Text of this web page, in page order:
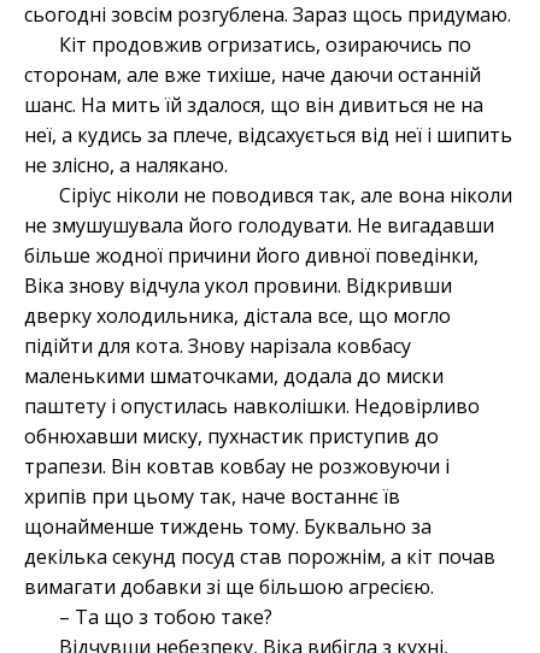
сьогодні зовсім розгублена. Зараз щось придумаю.
Кіт продовжив огризатись, озираючись по
сторонам, але вже тихіше, наче даючи останній
шанс. На мить їй здалося, що він дивиться не на
неї, а кудись за плече, відсахується від неї і шипить
не злісно, а налякано.
Сіріус ніколи не поводився так, але вона ніколи
не змушушувала його голодувати. Не вигадавши
більше жодної причини його дивної поведінки,
Віка знову відчула укол провини. Відкривши
дверку холодильника, дістала все, що могло
підійти для кота. Знову нарізала ковбасу
маленькими шматочками, додала до миски
паштету і опустилась навколішки. Недовірливо
обнюхавши миску, пухнастик приступив до
трапези. Він ковтав ковбау не розжовуючи і
хрипів при цьому так, наче востаннє їв
щонайменше тиждень тому. Буквально за
декілька секунд посуд став порожнім, а кіт почав
вимагати добавки зі ще більшою агресією.
– Та що з тобою таке?
Відчувши небезпеку, Віка вибігла з кухні,